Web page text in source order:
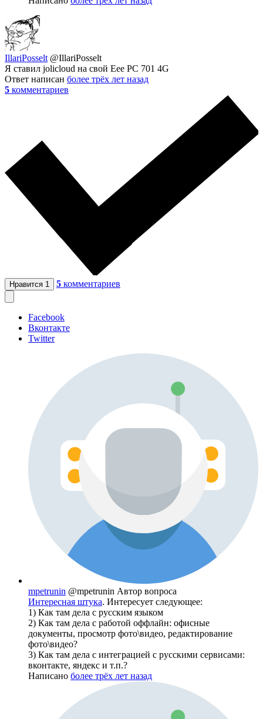
IllariPosselt @IllariPosselt
Я ставил jolicloud на свой Eee PC 701 4G
Ответ написан более трёх лет назад
5 комментариев
Нравится 1 5 комментариев
Facebook
Вконтакте
Twitter
mpetrunin @mpetrunin Автор вопроса
Интересная штука. Интересует следующее:
1) Как там дела с русским языком
2) Как там дела с работой оффлайн: офисные
документы, просмотр фото\видео, редактирование
фото\видео?
3) Как там дела с интеграцией с русскими сервисами:
вконтакте, яндекс и т.п.?
Написано более трёх лет назад